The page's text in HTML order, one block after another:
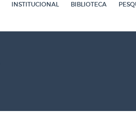
INSTITUCIONAL BIBLIOTECA